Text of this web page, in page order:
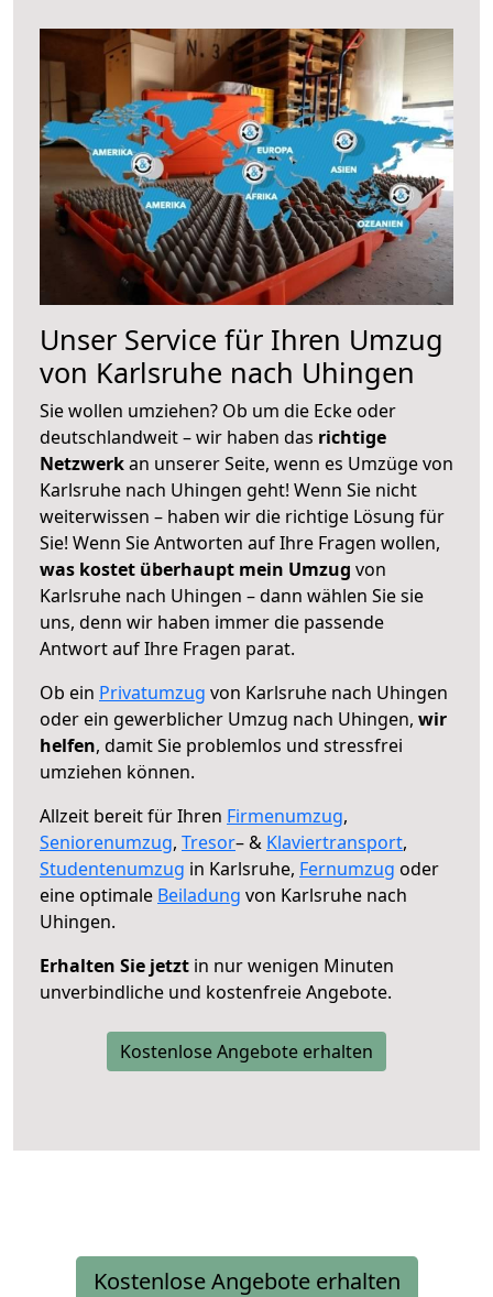
Unser Service für Ihren Umzug
von Karlsruhe nach Uhingen
Sie wollen umziehen? Ob um die Ecke oder
deutschlandweit – wir haben das richtige
Netzwerkan unserer Seite, wenn es Umzüge von
Karlsruhe nach Uhingen geht! Wenn Sie nicht
weiterwissen – haben wir die richtige Lösung für
Sie! Wenn Sie Antworten auf Ihre Fragen wollen,
was kostet überhaupt mein Umzug von
Karlsruhe nach Uhingen – dann wählen Sie sie
uns, denn wir haben immer die passende
Antwort auf Ihre Fragen parat.
Ob ein Privatumzug von Karlsruhe nach Uhingen
oder ein gewerblicher Umzug nach Uhingen, wir
helfen, damit Sie problemlos und stressfrei
umziehen können.
Allzeit bereit für Ihren Firmenumzug,
Seniorenumzug, Tresor– & Klaviertransport,
Studentenumzug in Karlsruhe, Fernumzug oder
eine optimale Beiladung von Karlsruhe nach
Uhingen.
Erhalten Sie jetzt in nur wenigen Minuten
unverbindliche und kostenfreie Angebote.
Kostenlose Angebote erhalten
Kostenlose Angebote erhalten